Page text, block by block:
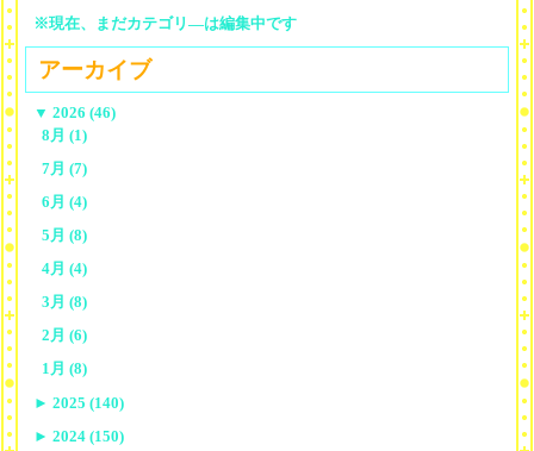
※現在、まだカテゴリ—は編集中です
アーカイブ
▼ 2026 (46)
8月 (1)
7月 (7)
6月 (4)
5月 (8)
4月 (4)
3月 (8)
2月 (6)
1月 (8)
► 2025 (140)
► 2024 (150)